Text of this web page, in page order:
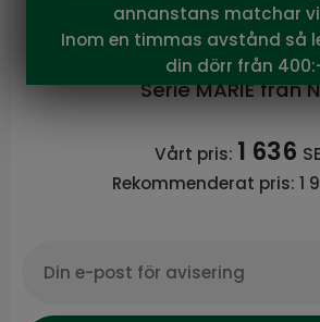
NFG
MARIE Fåtölj i tyg
Serie MARIE från
Vårt pris: 1 636
Rekommenderat pris: 1
annanstans matchar
Inom en timmas avstånd så
din dörr från